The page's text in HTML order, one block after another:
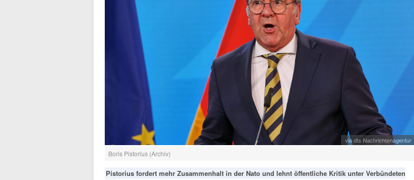
via dts Nachrichtenagentur
Boris Pistorius (Archiv)
Pistorius fordert mehr Zusammenhalt in der Nato und lehnt öffentliche Kritik unter Verbündeten